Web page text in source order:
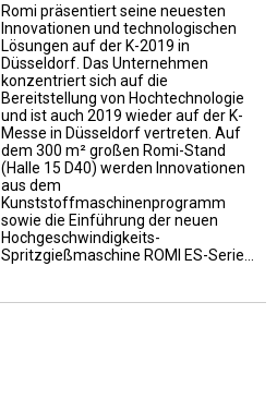
Romi präsentiert seine neuesten
Innovationen und technologischen
Lösungen auf der K-2019 in
Düsseldorf. Das Unternehmen
konzentriert sich auf die
Bereitstellung von Hochtechnologie
und ist auch 2019 wieder auf der K-
Messe in Düsseldorf vertreten. Auf
dem 300 m² großen Romi-Stand
(Halle 15 D40) werden Innovationen
aus dem
Kunststoffmaschinenprogramm
sowie die Einführung der neuen
Hochgeschwindigkeits-
Spritzgießmaschine ROMI ES-Serie…